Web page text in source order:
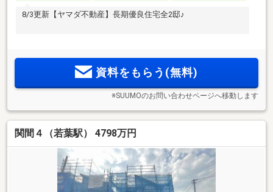
8/3更新【ヤマダ不動産】長期優良住宅全2邸♪
資料をもらう(無料)
※SUUMOのお問い合わせページへ移動します
関間４（若葉駅） 4798万円